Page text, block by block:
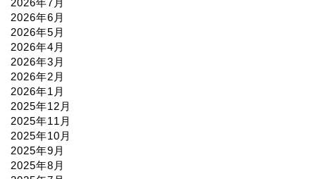
2026年6月
2026年5月
2026年4月
2026年3月
2026年2月
2026年1月
2025年12月
2025年11月
2025年10月
2025年9月
2025年8月